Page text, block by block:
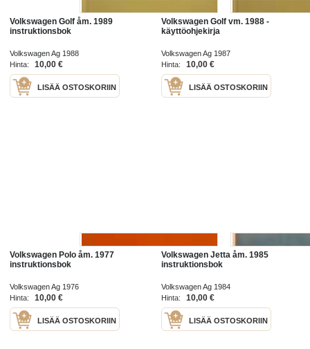
Volkswagen Golf åm. 1989
instruktionsbok
Volkswagen Ag 1988
Hinta:
10,00 €
LISÄÄ OSTOSKORIIN
Volkswagen Golf vm. 1988 -
käyttöohjekirja
Volkswagen Ag 1987
Hinta:
10,00 €
LISÄÄ OSTOSKORIIN
Volkswagen Polo åm. 1977
instruktionsbok
Volkswagen Ag 1976
Hinta:
10,00 €
LISÄÄ OSTOSKORIIN
Volkswagen Jetta åm. 1985
instruktionsbok
Volkswagen Ag 1984
Hinta:
10,00 €
LISÄÄ OSTOSKORIIN